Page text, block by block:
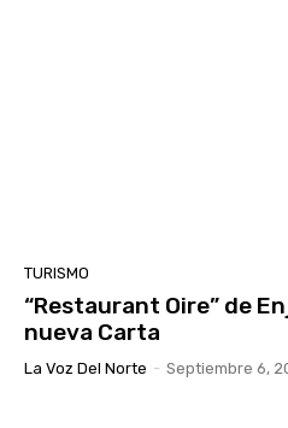
TURISMO
“Restaurant Oire” de
nueva Carta
La Voz Del Norte - Septiembre 6,